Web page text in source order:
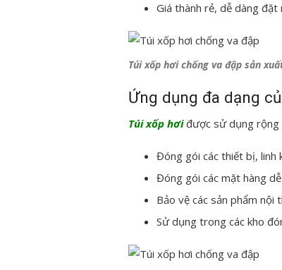
Giá thành rẻ, dễ dàng
Túi xốp hơi chống va đập sản
Ứng dụng đa dạng
Túi xốp hơiđược sử dụng rộng
Đóng gói các thiết bị, linh
Đóng gói các mặt hàng
Bảo vệ các sản phẩm nội
Sử dụng trong các kho